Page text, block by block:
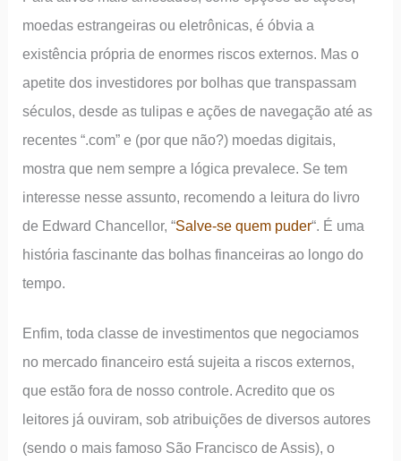
moedas estrangeiras ou eletrônicas, é óbvia a
existência própria de enormes riscos externos. Mas o
apetite dos investidores por bolhas que transpassam
séculos, desde as tulipas e ações de navegação até as
recentes “.com” e (por que não?) moedas digitais,
mostra que nem sempre a lógica prevalece. Se tem
interesse nesse assunto, recomendo a leitura do livro
de Edward Chancellor, “Salve-se quem puder“. É uma
história fascinante das bolhas financeiras ao longo do
tempo.
Enfim, toda classe de investimentos que negociamos
no mercado financeiro está sujeita a riscos externos,
que estão fora de nosso controle. Acredito que os
leitores já ouviram, sob atribuições de diversos autores
(sendo o mais famoso São Francisco de Assis), o